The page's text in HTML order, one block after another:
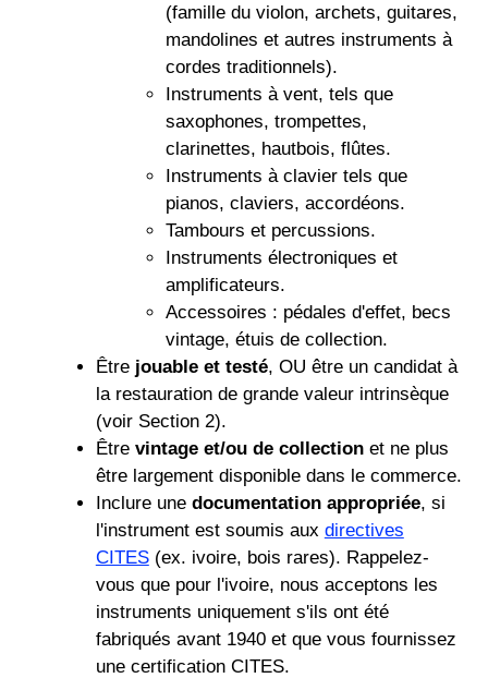
(famille du violon, archets, guitares,
mandolines et autres instruments à
cordes traditionnels).
Instruments à vent, tels que
saxophones, trompettes,
clarinettes, hautbois, flûtes.
Instruments à clavier tels que
pianos, claviers, accordéons.
Tambours et percussions.
Instruments électroniques et
amplificateurs.
Accessoires : pédales d'effet, becs
vintage, étuis de collection.
Être jouable et testé, OU être un candidat à
la restauration de grande valeur intrinsèque
(voir Section 2).
Être vintage et/ou de collectionet ne plus
être largement disponible dans le commerce.
Inclure une documentation appropriée, si
l'instrument est soumis aux directives
CITES(ex. ivoire, bois rares). Rappelez-
vous que pour l'ivoire, nous acceptons les
instruments uniquement s'ils ont été
fabriqués avant 1940 et que vous fournissez
une certification CITES.